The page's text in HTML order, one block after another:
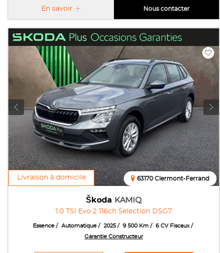
En savoir Nous contacter
Livraison à domicile
Škoda KAMIQ
1.0 TSI Evo 2 116ch Selection DSG7
63170 Clermont-Ferrand
Essence Automatique 2025 9 500 Km
6 CV Fiscaux
Garantie Constructeur